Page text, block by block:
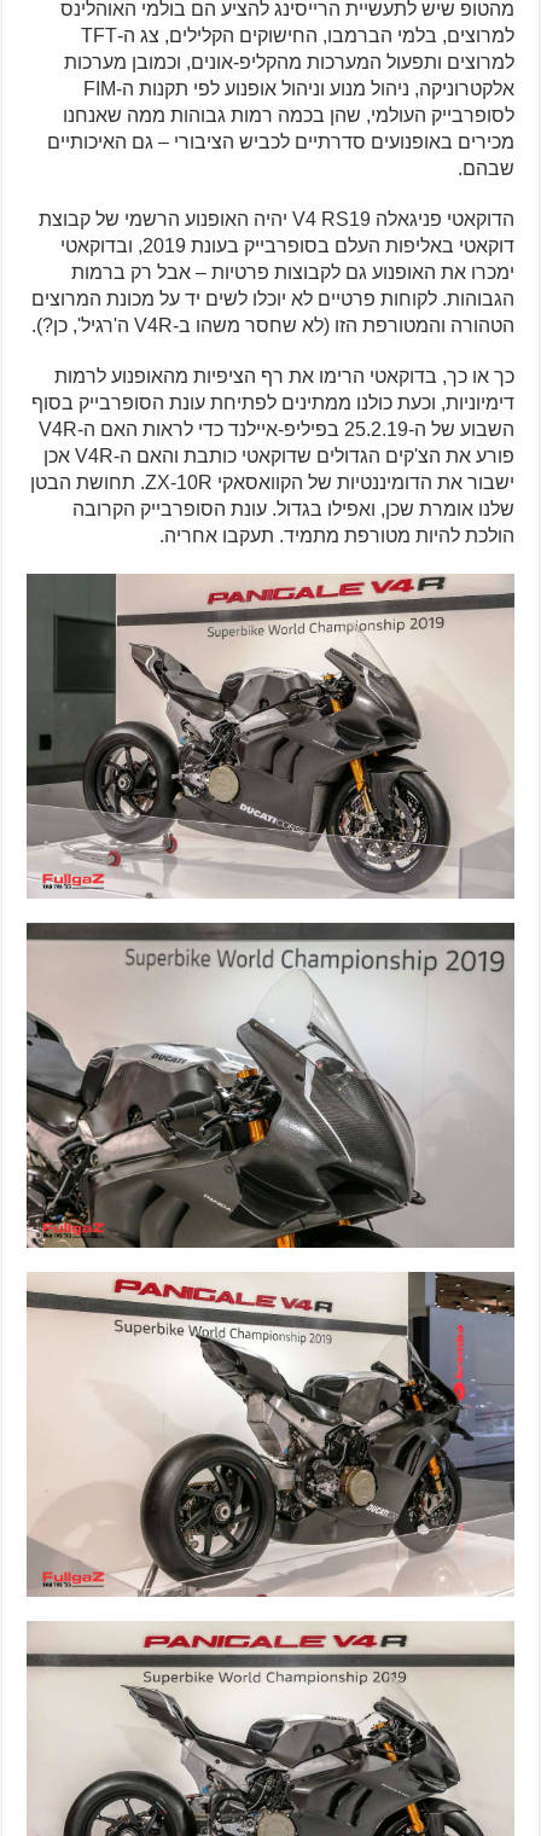
מהטופ שיש לתעשיית הרייסינג להציע הם בולמי האוהלינס
למרוצים, בלמי הברמבו, החישוקים הקלילים, צג ה-TFT
למרוצים ותפעול המערכות מהקליפ-אונים, וכמובן מערכות
אלקטרוניקה, ניהול מנוע וניהול אופנוע לפי תקנות ה-FIM
לסופרבייק העולמי, שהן בכמה רמות גבוהות ממה שאנחנו
מכירים באופנועים סדרתיים לכביש הציבורי – גם האיכותיים
שבהם.
הדוקאטי פניגאלה V4 RS19 יהיה האופנוע הרשמי של קבוצת
דוקאטי באליפות העלם בסופרבייק בעונת 2019, ובדוקאטי
ימכרו את האופנוע גם לקבוצות פרטיות – אבל רק ברמות
הגבוהות. לקוחות פרטיים לא יוכלו לשים יד על מכונת המרוצים
הטהורה והמטורפת הזו (לא שחסר משהו ב-V4R ה'רגיל', כן?).
כך או כך, בדוקאטי הרימו את רף הציפיות מהאופנוע לרמות
דימיוניות, וכעת כולנו ממתינים לפתיחת עונת הסופרבייק בסוף
השבוע של ה-25.2.19 בפיליפ-איילנד כדי לראות האם ה-V4R
פורע את הצ'קים הגדולים שדוקאטי כותבת והאם ה-V4R אכן
ישבור את הדומיננטיות של הקוואסאקי ZX-10R. תחושת הבטן
שלנו אומרת שכן, ואפילו בגדול. עונת הסופרבייק הקרובה
הולכת להיות מטורפת מתמיד. תעקבו אחריה.